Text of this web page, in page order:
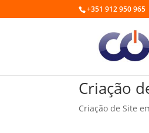
+351 912 950 965
Criação
Criação de Site